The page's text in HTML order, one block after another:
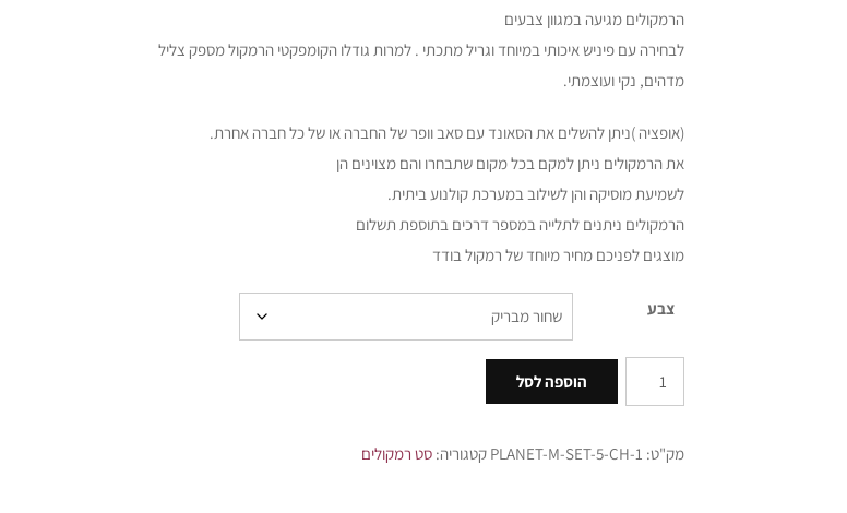
הרמקולים מגיעה במגוון צבעים
לבחירה עם פיניש איכותי במיוחד וגריל מתכתי . למרות גודלו הקומפקטי הרמקול מספק צליל
מדהים, נקי ועוצמתי.
(אופציה )ניתן להשלים את הסאונד עם סאב וופר של החברה או של כל חברה אחרת.
את הרמקולים ניתן למקם בכל מקום שתבחרו והם מצוינים הן
לשמיעת מוסיקה והן לשילוב במערכת קולנוע ביתית.
הרמקולים ניתנים לתלייה במספר דרכים בתוספת תשלום
מוצגים לפניכם מחיר מיוחד של רמקול בודד
צבע
הוספה לסל
מק"ט: PLANET-M-SET-5-CH-1 קטגוריה: סט רמקולים